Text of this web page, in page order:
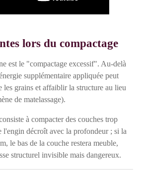
lors du compactage
est le "compactage excessif". Au-delà
supplémentaire appliquée peut
les grains et affaiblir la structure au lieu
de matelassage).
à compacter des couches trop
l'engin décroît avec la profondeur ; si la
le bas de la couche restera meuble,
structurel invisible mais dangereux.